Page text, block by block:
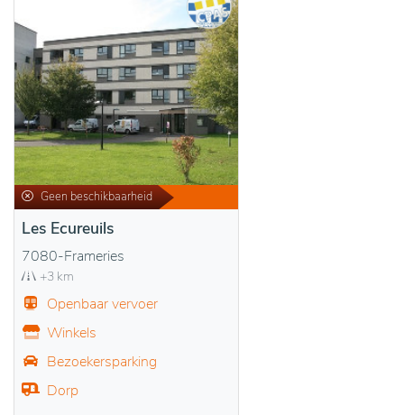
Geen beschikbaarheid
Les Ecureuils
7080-Frameries
+3 km
Openbaar vervoer
Winkels
Bezoekersparking
Dorp